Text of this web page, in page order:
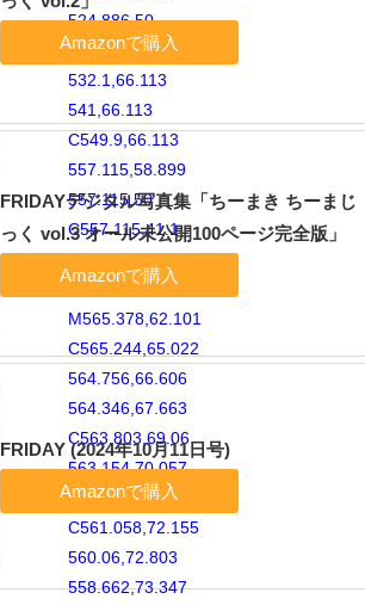
524.886,50
C524.886,58.899
532.1,66.113
541,66.113
C549.9,66.113
557.115,58.899
557.115,50
C557.115,41.1
549.9,33.886
541,33.886
M565.378,62.101
C565.244,65.022
564.756,66.606
564.346,67.663
C563.803,69.06
563.154,70.057
562.106,71.106
C561.058,72.155
560.06,72.803
558.662,73.347
FRIDAYデジタル写真集「ちーまき ちーまじ
っく vol.3 オール未公開100ページ完全版」
FRIDAY (2024年10月11日号)